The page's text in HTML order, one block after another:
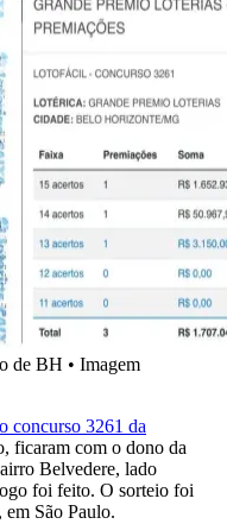
de BH • Imagem
concurso 3261 da
ficaram com o dono da
Belvedere, lado
foi feito. O sorteio foi
São Paulo.